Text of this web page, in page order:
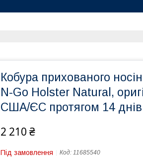
Кобура прихованого
N-Go Holster Natural,
США/ЄС протягом 14 днів
2 210 ₴
Під замовлення Код: 11685540